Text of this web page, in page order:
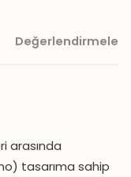
Değerlendirmeler
arasında
tasarıma sahip